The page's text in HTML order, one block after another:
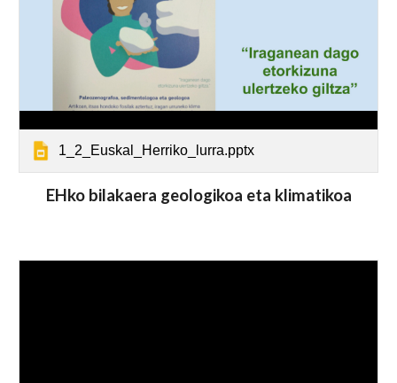
1_2_Euskal_Herriko_lurra.pptx
EHko bilakaera geologikoa eta klimatikoa